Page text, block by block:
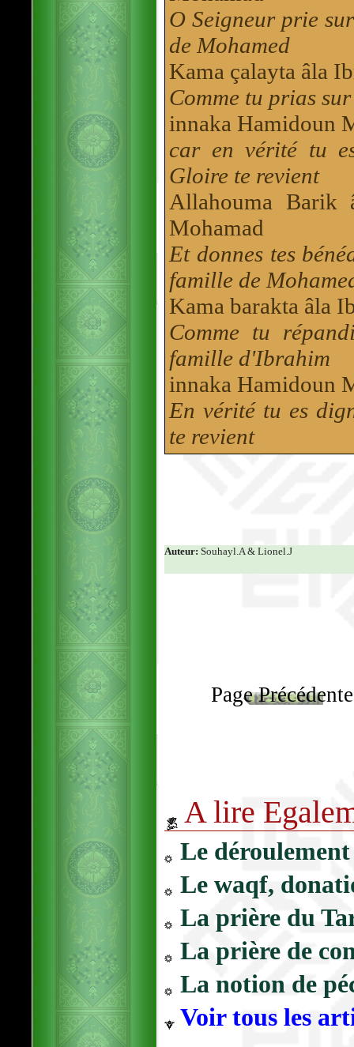
O Seigneur prie
de Mohamed
Kama çalayta âla
Comme tu prias
innaka Hamidoun
car en vérité tu
Gloire te revient
Allahouma Barik
Mohamad
Et donnes tes
famille de
Kama barakta âla
Comme tu
famille d'Ibrahim
innaka Hamidoun
En vérité tu es
te revient
Auteur: Souhayl.A & Lionel.J
Page Précédente
A lire
Le
Le waqf,
La prière du
La prière de
La notion de
Voir tous les